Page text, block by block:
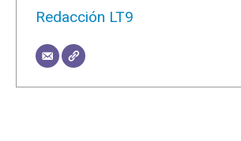
Redacción LT9